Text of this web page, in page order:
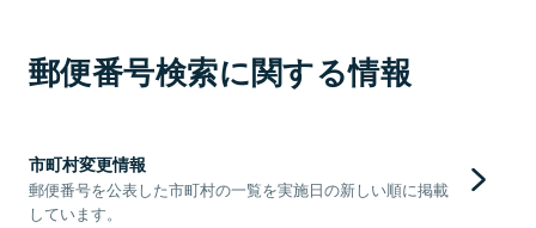
郵便番号検索に関する情報
市町村変更情報
郵便番号を公表した市町村の一覧を実施日の新しい順に掲載
しています。